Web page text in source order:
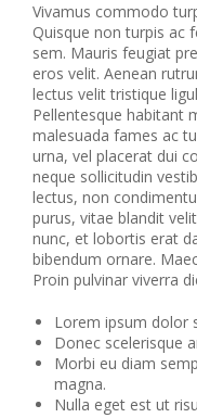
Vivamus commodo
Quisque non turpis ac
sem. Mauris feugiat
eros velit. Aenean
lectus velit tristique
Pellentesque habitant
malesuada fames ac
urna, vel placerat dui
neque sollicitudin
lectus, non
purus, vitae blandit
nunc, et lobortis erat
bibendum ornare.
Proin pulvinar viverra
Lorem ipsum dolor
Donec scelerisque
Morbi eu diam
magna.
Nulla eget est ut